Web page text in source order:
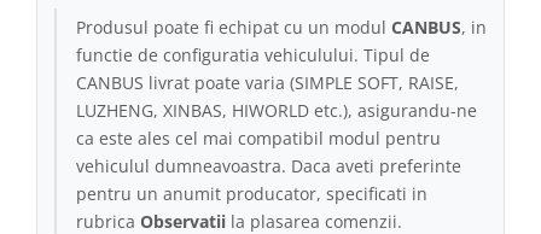
Conectică Kia
Conectică Hyundai
Conectică Mitsubishi
Lumini ambientale
Produsul poate fi echipat cu un modul CANBUS, in
functie de configuratia vehiculului. Tipul de
CANBUS livrat poate varia (SIMPLE SOFT, RAISE,
LUZHENG, XINBAS, HIWORLD etc.), asigurandu-ne
ca este ales cel mai compatibil modul pentru
vehiculul dumneavoastra. Daca aveti preferinte
pentru un anumit producator, specificati in
rubrica Observatii la plasarea comenzii.